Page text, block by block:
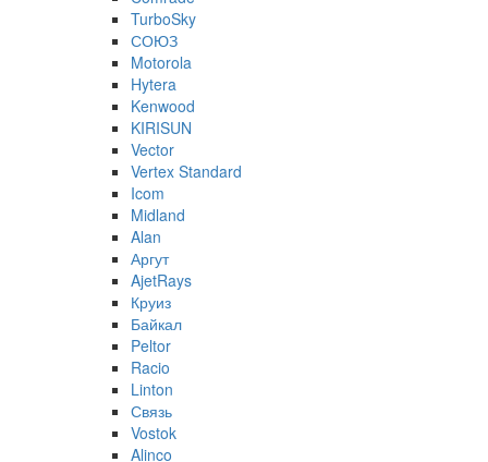
TurboSky
СОЮЗ
Motorola
Hytera
Kenwood
KIRISUN
Vector
Vertex Standard
Icom
Midland
Alan
Аргут
AjetRays
Круиз
Байкал
Peltor
Racio
Linton
Связь
Vostok
Alinco